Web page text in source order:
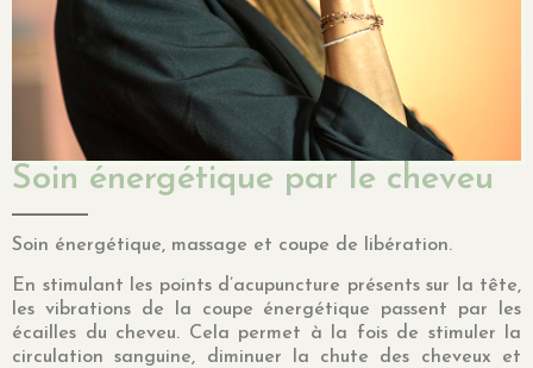
Soin énergétique par le cheveu
Soin énergétique, massage et coupe de libération.
En stimulant les points d’acupuncture présents sur la tête,
les vibrations de la coupe énergétique passent par les
écailles du cheveu. Cela permet à la fois de stimuler la
circulation sanguine, diminuer la chute des cheveux et